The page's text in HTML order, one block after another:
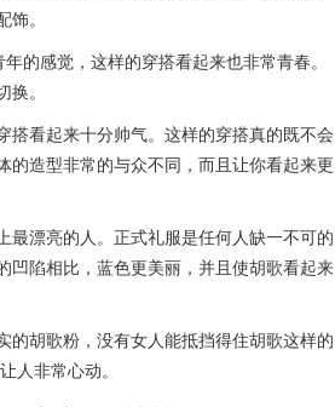
。
的感觉，这样的穿搭看起来也非常青春。
。
搭看起来十分帅气。这样的穿搭真的既不会
的造型非常的与众不同，而且让你看起来更
最漂亮的人。正式礼服是任何人缺一不可的
凹陷相比，蓝色更美丽，并且使胡歌看起来
的胡歌粉，没有女人能抵挡得住胡歌这样的
人非常心动。